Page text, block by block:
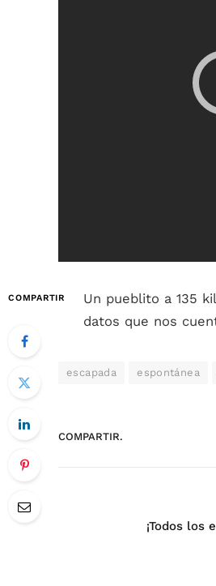
COMPARTIR
Un pueblito a 135
datos que nos
escapada espontánea
COMPARTIR.
¡Todos los